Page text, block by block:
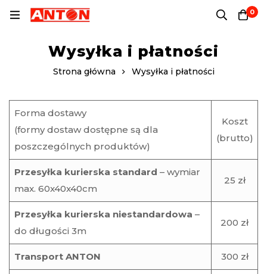
0
Wysyłka i płatności
Strona główna Wysyłka i płatności
Forma dostawy
(formy dostaw dostępne są dla
poszczególnych produktów)
Koszt
(brutto)
Przesyłka kurierska standard – wymiar
max. 60x40x40cm
25 zł
Przesyłka kurierska niestandardowa –
do długości 3m
200 zł
Transport ANTON 300 zł